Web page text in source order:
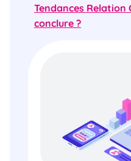
Tendances Relation
conclure ?